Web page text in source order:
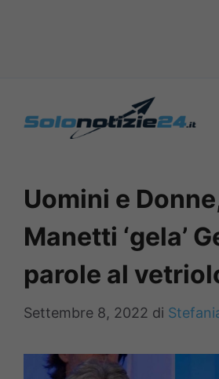
Uomini e
Manetti ‘gela’
parole al
Settembre 8, 2022 di